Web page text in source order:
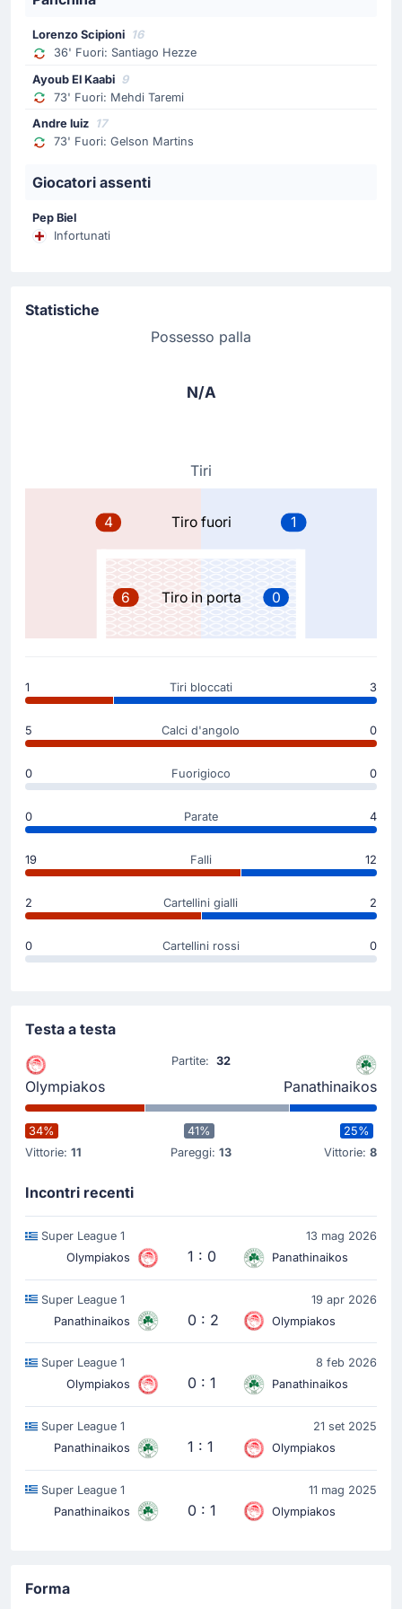
62'
Emmanouil Siopis
Emmanouil Siopis rimpiazza Sotiris Kontouris per la
squadra in trasferta.
62'
Sostituzione
Vicente Taborda
in trasferta.
Costinha (Olympiakos) riceve un'ammonizione.
Goal !
Rodinei
Gol! Olympiakos in vantaggio per 1 - 0 grazie a
Sostituzione Olympiakos: esce Santiago Hezze ed entra
Inizio della partita
Lorenzo Scipioni 16
36' Fuori: Santiago Hezze
Ayoub El Kaabi 9
73' Fuori: Mehdi Taremi
Andre luiz 17
73' Fuori: Gelson Martins
Giocatori assenti
Pep Biel
Infortunati
Statistiche
Possesso palla
N/A
Tiri
4 Tiro fuori 1
6 Tiro in porta 0
1 Tiri bloccati 3
5 Calci d'angolo 0
0 Fuorigioco 0
0 Parate 4
19 Falli 12
2 Cartellini gialli 2
0 Cartellini rossi 0
Testa a testa
Olympiakos
Partite: 32
Panathinaikos
34%
Vittorie: 11
41%
Pareggi: 13
25%
Vittorie: 8
Incontri recenti
Super League 1
13 mag 2026
Olympiakos
1 : 0 Panathinaikos
Super League 1
19 apr 2026
Panathinaikos
0 : 2 Olympiakos
Super League 1
8 feb 2026
Olympiakos
0 : 1 Panathinaikos
Super League 1
21 set 2025
Panathinaikos
1 : 1 Olympiakos
Super League 1
11 mag 2025
Panathinaikos
0 : 1 Olympiakos
Forma